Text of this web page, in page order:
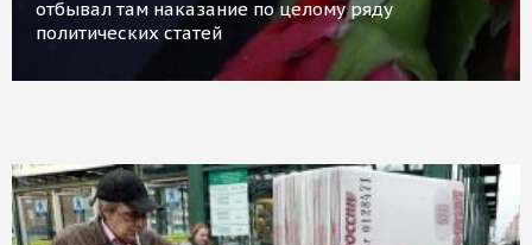
отбывал там наказание по целому ряду
политических статей